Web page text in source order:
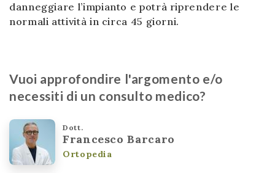
danneggiare l’impianto e potrà riprendere le
normali attività in circa 45 giorni.
Vuoi approfondire l'argomento e/o
necessiti di un consulto medico?
Dott.
Francesco Barcaro
Ortopedia